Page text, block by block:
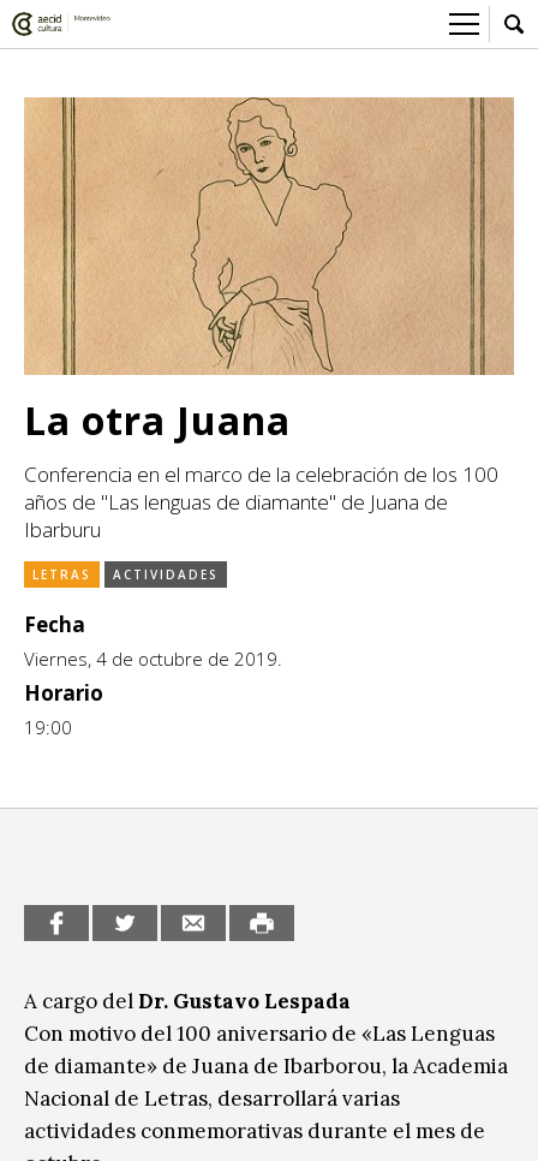
Red AECID
Equipo
Instalaciones
Visítanos
Actividades
> Ir a Actividades
Esta semana
Inscripciones
Participa
Envíanos tu propuesta
Buzón de sugerencias
Noticias
Convocatorias
> Ir a Convocatorias
Convocatorias CCE
Convocatorias externas
Medios
Sala de Prensa
CCE Medios
Mediateca
> Ir a Mediateca
Ludoteca
Comicteca
CCE en el interior/libros
Espacio itinerante de lectura infantil
Ciencia y Tecnología
Cine
Escénicas
Exposiciones
Formación
Género y Diversidad
Infantil y Juvenil
Música
La otra Juana
Conferencia en el marco de la celebración de los 100
años de "Las lenguas de diamante" de Juana de
Ibarburu
LETRAS ACTIVIDADES
Fecha
Viernes, 4 de octubre de 2019.
Horario
19:00
A cargo del Dr. Gustavo Lespada
Con motivo del 100 aniversario de «Las Lenguas
de diamante» de Juana de Ibarborou, la Academia
Nacional de Letras, desarrollará varias
actividades conmemorativas durante el mes de